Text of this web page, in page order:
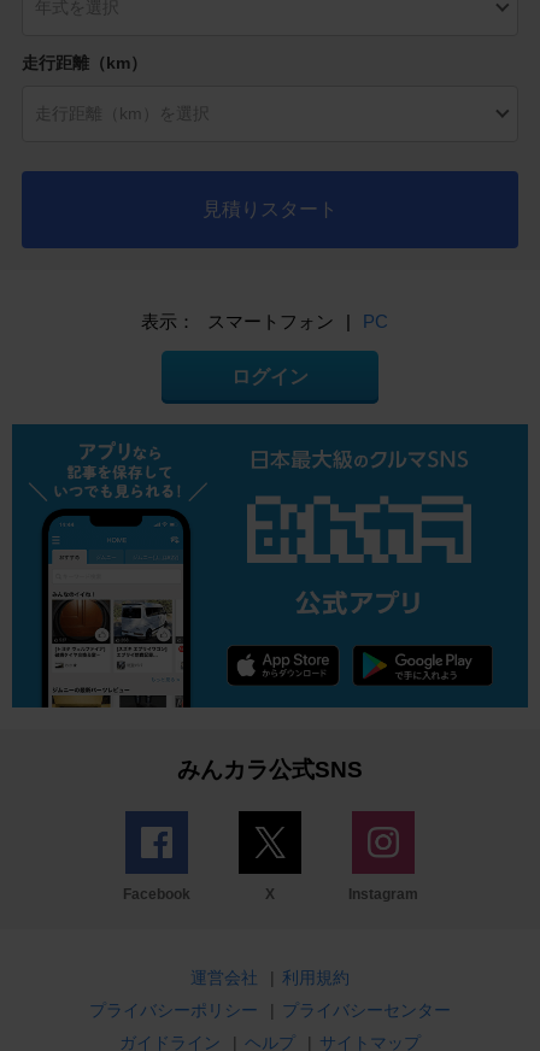
走行距離（km）
見積りスタート
表示： スマートフォン | PC
ログイン
みんカラ公式SNS
Facebook X Instagram
運営会社 | 利用規約
プライバシーポリシー
| プライバシーセンター
ガイドライン
| ヘルプ | サイトマップ